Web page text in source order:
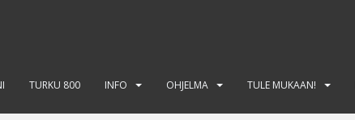
TURKU 800 INFO OHJELMA TULE MUKAAN!